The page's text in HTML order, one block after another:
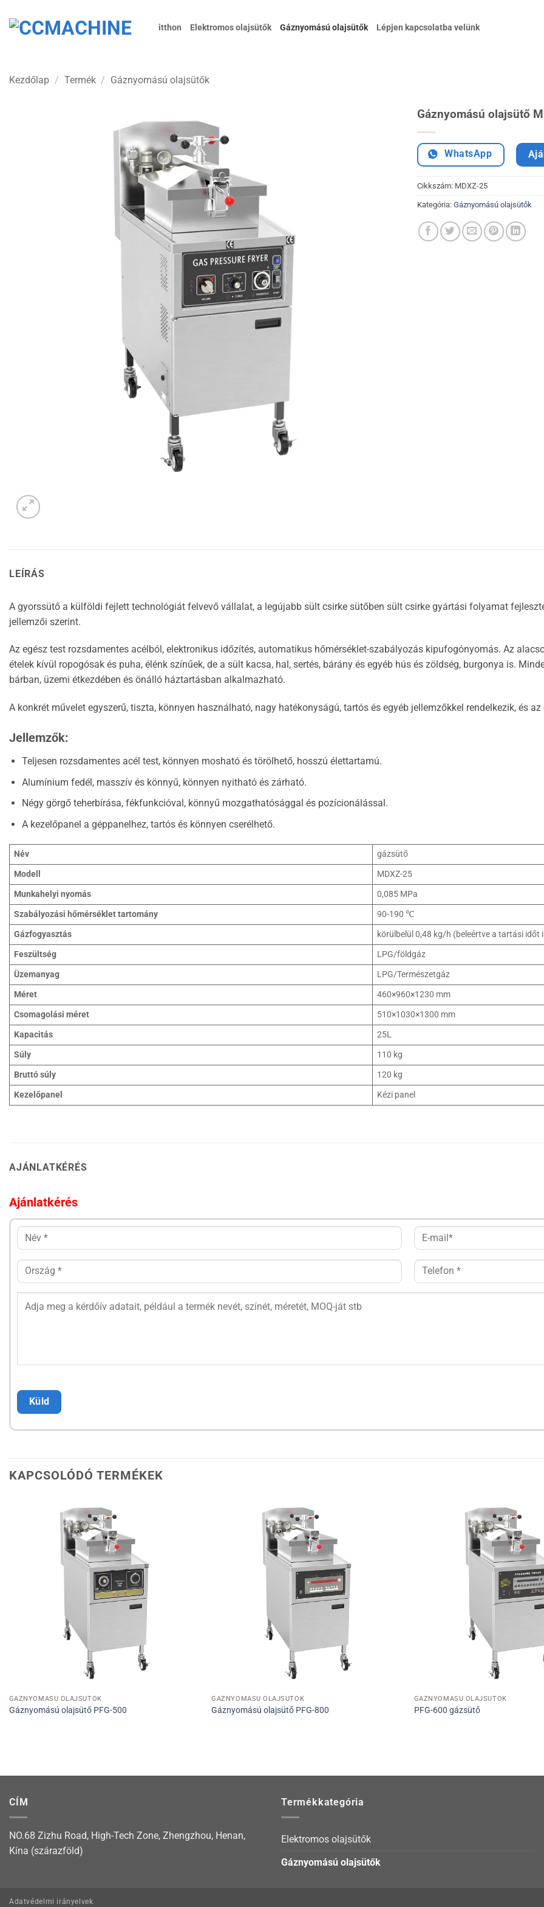
content
itthon Elektromos olajsütők Gáznyomású olajsütők Lépjen kapcsolatba velünk
Kezdőlap / Termék / Gáznyomású olajsütők
Gáznyomású olajsütő
WhatsApp
Cikkszám: MDXZ-25
Kategória: Gáznyomású olajsütők
LEÍRÁS
A gyorssütő a külföldi fejlett technológiát felvevő vállalat, a legújabb sült csirke sütőben sült csirke gyártási folyamat
jellemzői szerint.
Az egész test rozsdamentes acélból, elektronikus időzítés, automatikus hőmérséklet-szabályozás kipufogónyomás. Az
ételek kívül ropogósak és puha, élénk színűek, de a sült kacsa, hal, sertés, bárány és egyéb hús és zöldség, burgonya is.
bárban, üzemi étkezdében és önálló háztartásban alkalmazható.
A konkrét művelet egyszerű, tiszta, könnyen használható, nagy hatékonyságú, tartós és egyéb jellemzőkkel rendelkezik, és
Jellemzők:
Teljesen rozsdamentes acél test, könnyen mosható és törölhető, hosszú élettartamú.
Alumínium fedél, masszív és könnyű, könnyen nyitható és zárható.
Négy görgő teherbírása, fékfunkcióval, könnyű mozgathatósággal és pozícionálással.
A kezelőpanel a géppanelhez, tartós és könnyen cserélhető.
Név
gázsütő
Modell
MDXZ-25
Munkahelyi nyomás
0,085 MPa
Szabályozási hőmérséklet tartomány
90-190 ℃
Gázfogyasztás
körülbelül 0,48 kg/h (beleértve a tartási időt
Feszültség
LPG/földgáz
Üzemanyag
LPG/Természetgáz
Méret
460×960×1230 mm
Csomagolási méret
510×1030×1300 mm
Kapacitás
25L
Súly
110 kg
Bruttó súly
120 kg
Kezelőpanel
Kézi panel
AJÁNLATKÉRÉS
Ajánlatkérés
KAPCSOLÓDÓ TERMÉKEK
GÁZNYOMÁSÚ OLAJSÜTŐK
Gáznyomású olajsütő PFG-500
GÁZNYOMÁSÚ OLAJSÜTŐK
Gáznyomású olajsütő PFG-800
GÁZNYOMÁSÚ OLAJSÜTŐK
PFG-600 gázsütő
CÍM
NO.68 Zizhu Road, High-Tech Zone, Zhengzhou, Henan,
Kína (szárazföld)
Termékkategória
Elektromos olajsütők
Gáznyomású olajsütők
Adatvédelmi irányelvek